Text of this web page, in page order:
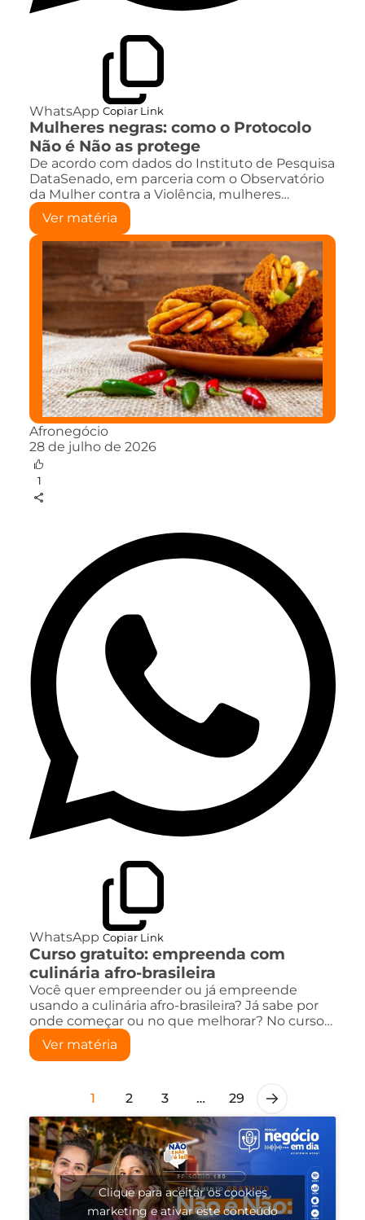
WhatsApp Copiar Link
Mulheres negras: como o Protocolo
Não é Não as protege
De acordo com dados do Instituto de Pesquisa
DataSenado, em parceria com o Observatório
da Mulher contra a Violência, mulheres…
Ver matéria
Afronegócio
28 de julho de 2026
1
WhatsApp Copiar Link
Curso gratuito: empreenda com
culinária afro-brasileira
Você quer empreender ou já empreende
usando a culinária afro-brasileira? Já sabe por
onde começar ou no que melhorar? No curso…
Ver matéria
1 2 3 … 29
Clique para aceitar os cookies
marketing e ativar este conteúdo